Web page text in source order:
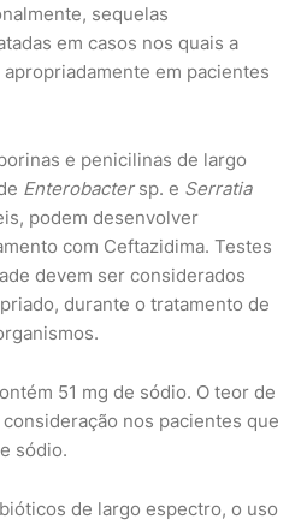
sequelas
em casos nos quais a
em pacientes
e penicilinas de largo
Enterobacter sp. e Serratia
podem desenvolver
com Ceftazidima. Testes
devem ser considerados
durante o tratamento de
51 mg de sódio. O teor de
nos pacientes que
sódio.
de largo espectro, o uso